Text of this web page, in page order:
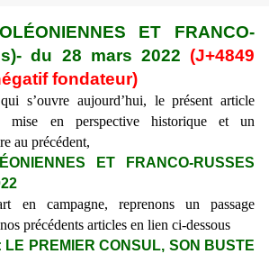
ET FRANCO-
)- du 28 mars 2022 (J+4849
fondateur)
s’ouvre aujourd’hui, le présent article
mise en perspective historique et un
au précédent,
ET FRANCO-RUSSES
en campagne, reprenons un passage
précédents articles en lien ci-dessous
LE PREMIER CONSUL, SON BUSTE